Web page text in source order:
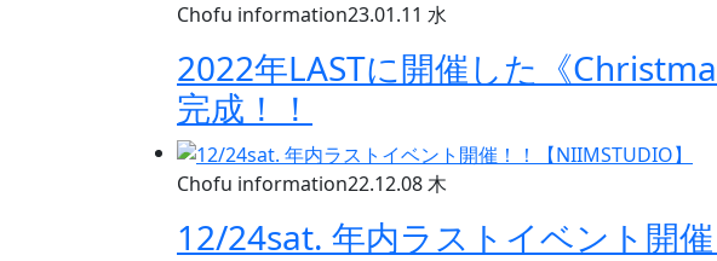
Chofu information23.01.11 水
2022年LASTに開催した《
完成！！
Chofu information22.12.08 木
12/24sat. 年内ラストイベント開催